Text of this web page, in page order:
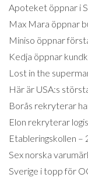
Apoteket öppnar i
Max Mara öppnar
Miniso öppnar
Kedja öppnar
Lost in the
Här är USA:s
Borås rekryterar
Elon rekryterar
Etableringskollen –
Sex norska
Sverige i topp för